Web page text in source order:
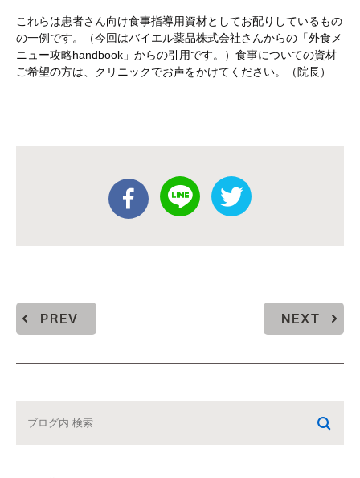
これらは患者さん向け食事指導用資材としてお配りしているもの
の一例です。（今回はバイエル薬品株式会社さんからの「外食メ
ニュー攻略handbook」からの引用です。）食事についての資材
ご希望の方は、クリニックでお声をかけてください。（院長）
PREV NEXT